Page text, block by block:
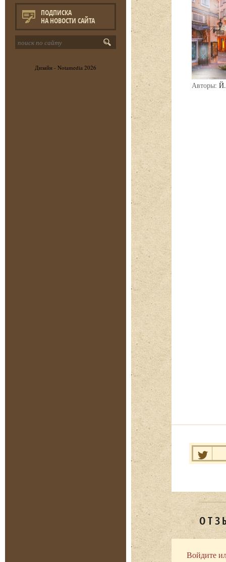
ПОДПИСКА
НА НОВОСТИ САЙТА
Дизайн - Notamedia 2026
Авторы:
Войдите